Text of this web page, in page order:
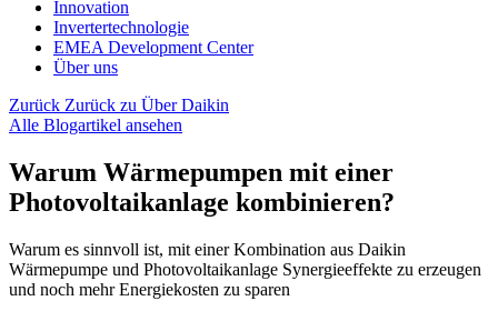
Innovation
Invertertechnologie
EMEA Development Center
Über uns
Zurück Zurück zu Über Daikin
Alle Blogartikel ansehen
Warum Wärmepumpen mit einer
Photovoltaikanlage kombinieren?
Warum es sinnvoll ist, mit einer Kombination aus Daikin
Wärmepumpe und Photovoltaikanlage Synergieeffekte zu erzeugen
und noch mehr Energiekosten zu sparen